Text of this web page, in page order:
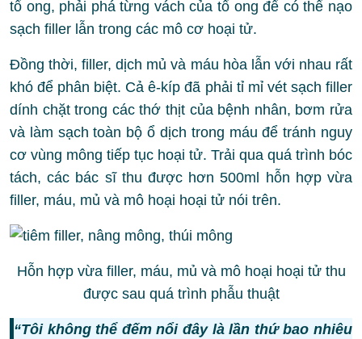
tổ ong, phải phá từng vách của tổ ong để có thể nạo
sạch filler lẫn trong các mô cơ hoại tử.
Đồng thời, filler, dịch mủ và máu hòa lẫn với nhau rất
khó để phân biệt. Cả ê-kíp đã phải tỉ mỉ vét sạch filler
dính chặt trong các thớ thịt của bệnh nhân, bơm rửa
và làm sạch toàn bộ ổ dịch trong máu để tránh nguy
cơ vùng mông tiếp tục hoại tử. Trải qua quá trình bóc
tách, các bác sĩ thu được hơn 500ml hỗn hợp vừa
filler, máu, mủ và mô hoại hoại tử nói trên.
Hỗn hợp vừa filler, máu, mủ và mô hoại hoại tử thu
được sau quá trình phẫu thuật
“Tôi không thể đếm nổi đây là lần thứ bao nhiêu